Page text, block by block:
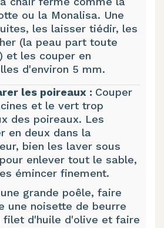
ou la Monalisa. Une
les laisser tiédir, les
(la peau part toute
et les couper en
d'environ 5 mm.
les poireaux : Couper
et le vert trop
des poireaux. Les
en deux dans la
bien les laver sous
enlever tout le sable,
émincer finement.
grande poêle, faire
une noisette de beurre
filet d'huile d'olive et faire